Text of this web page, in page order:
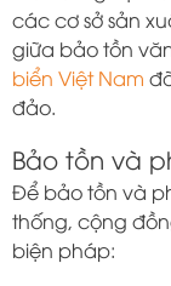
các cơ sở sản
giữa bảo tồn
biển Việt Nam
đảo.
Bảo tồn và
Để bảo tồn và
thống, cộng
biện pháp: